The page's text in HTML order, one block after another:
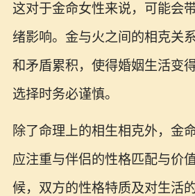
这对于金命女性来说，可能会
绪影响。金与火之间的相克关
和矛盾累积，使得婚姻生活变
选择时务必谨慎。
除了命理上的相生相克外，金
应注重与伴侣的性格匹配与价
候，双方的性格特质及对生活